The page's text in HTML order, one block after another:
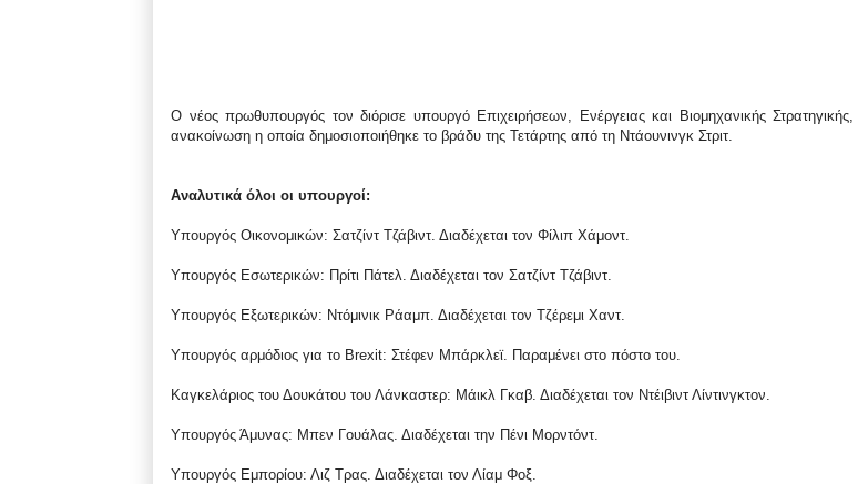
Ο νέος πρωθυπουργός τον διόρισε υπουργό Επιχειρήσεων, Ενέργειας και Βιομηχανικής Στρατηγικής,
ανακοίνωση η οποία δημοσιοποιήθηκε το βράδυ της Τετάρτης από τη Ντάουνινγκ Στριτ.
Αναλυτικά όλοι οι υπουργοί:
Υπουργός Οικονομικών: Σατζίντ Τζάβιντ. Διαδέχεται τον Φίλιπ Χάμοντ.
Υπουργός Εσωτερικών: Πρίτι Πάτελ. Διαδέχεται τον Σατζίντ Τζάβιντ.
Υπουργός Εξωτερικών: Ντόμινικ Ράαμπ. Διαδέχεται τον Τζέρεμι Χαντ.
Υπουργός αρμόδιος για το Brexit: Στέφεν Μπάρκλεϊ. Παραμένει στο πόστο του.
Καγκελάριος του Δουκάτου του Λάνκαστερ: Μάικλ Γκαβ. Διαδέχεται τον Ντέιβιντ Λίντινγκτον.
Υπουργός Άμυνας: Μπεν Γουάλας. Διαδέχεται την Πένι Μορντόντ.
Υπουργός Εμπορίου: Λιζ Τρας. Διαδέχεται τον Λίαμ Φοξ.